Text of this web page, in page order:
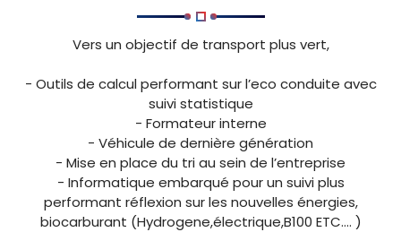
Vers un objectif de transport plus vert,
- Outils de calcul performant sur l’eco conduite avec
suivi statistique
- Formateur interne
- Véhicule de dernière génération
- Mise en place du tri au sein de l’entreprise
- Informatique embarqué pour un suivi plus
performant réflexion sur les nouvelles énergies,
biocarburant (Hydrogene,électrique,B100 ETC…. )